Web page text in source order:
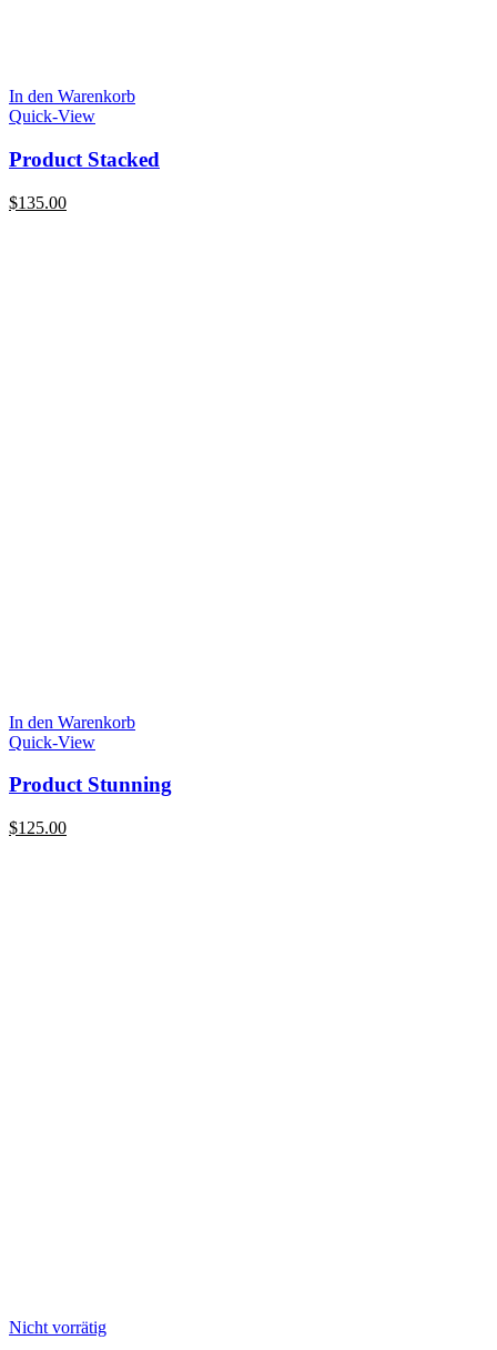
In den Warenkorb
Quick-View
Product Stacked
$135.00
In den Warenkorb
Quick-View
Product Stunning
$125.00
Nicht vorrätig